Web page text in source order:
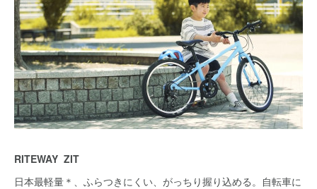
RITEWAY ZIT
日本最軽量＊、ふらつきにくい、がっちり握り込める。自転車に